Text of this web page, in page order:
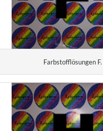
Farbstofflösungen F.